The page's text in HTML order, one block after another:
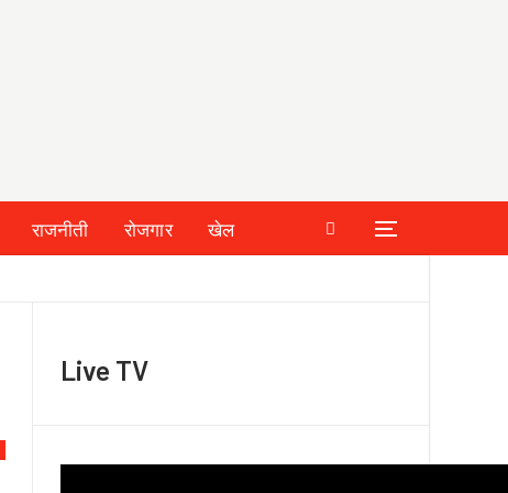
राजनीती रोजगार
खेल
Live TV